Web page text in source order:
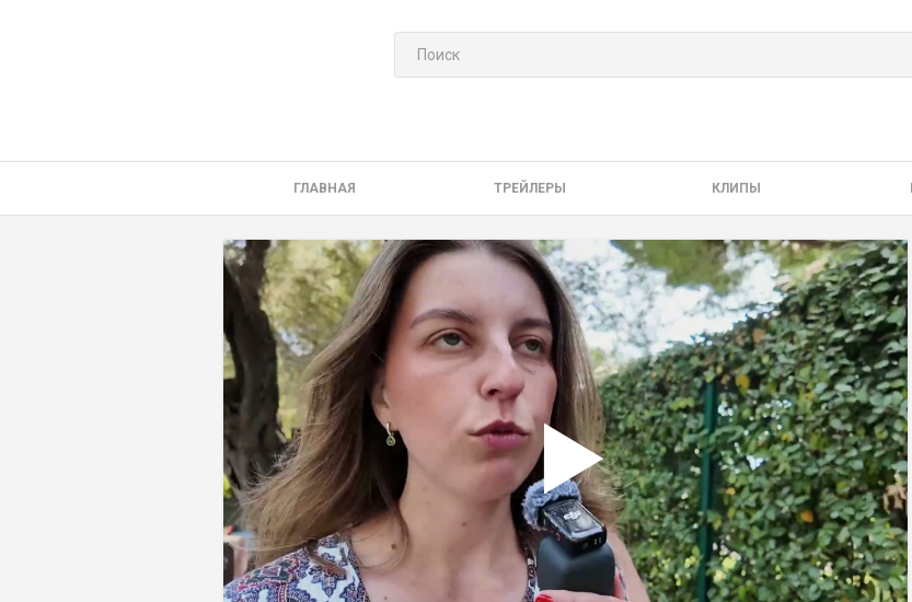
ГЛАВНАЯ ТРЕЙЛЕРЫ КЛИПЫ